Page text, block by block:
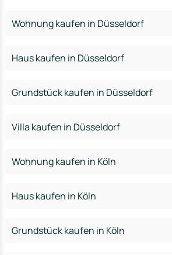
Wohnung kaufen in Düsseldorf
Haus kaufen in Düsseldorf
Grundstück kaufen in Düsseldorf
Villa kaufen in Düsseldorf
Wohnung kaufen in Köln
Haus kaufen in Köln
Grundstück kaufen in Köln